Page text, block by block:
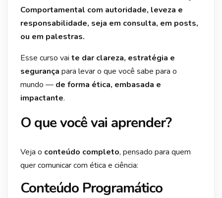
Comportamental com autoridade, leveza e
responsabilidade, seja em consulta, em posts,
ou em palestras.
Esse curso vai te dar clareza, estratégia e
segurança para levar o que você sabe para o
mundo — de forma ética, embasada e
impactante.
O que você vai aprender?
Veja o conteúdo completo, pensado para quem
quer comunicar com ética e ciência:
Conteúdo Programático